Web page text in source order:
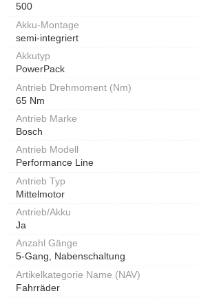
500
Akku-Montage
semi-integriert
Akkutyp
PowerPack
Antrieb Drehmoment (Nm)
65 Nm
Antrieb Marke
Bosch
Antrieb Modell
Performance Line
Antrieb Typ
Mittelmotor
Antrieb/Akku
Ja
Anzahl Gänge
5-Gang, Nabenschaltung
Artikelkategorie Name (NAV)
Fahrräder